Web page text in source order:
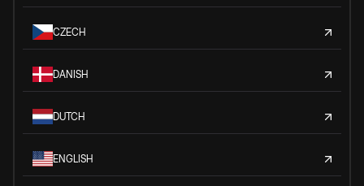
CZECH
DANISH
DUTCH
ENGLISH